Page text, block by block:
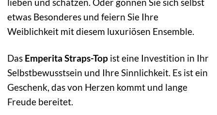
lieben und schätzen. Oder gönnen Sie sich selbst
etwas Besonderes und feiern Sie Ihre
Weiblichkeit mit diesem luxuriösen Ensemble.
Das Emperita Straps-Top ist eine Investition in Ihr
Selbstbewusstsein und Ihre Sinnlichkeit. Es ist ein
Geschenk, das von Herzen kommt und lange
Freude bereitet.